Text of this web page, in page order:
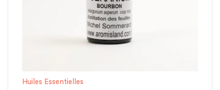
Huiles Essentielles